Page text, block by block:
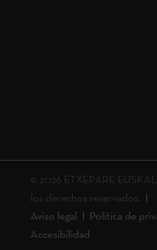
© 2026 ETXEPARE
los derechos reservados.
Aviso legal
Política de
Accesibilidad